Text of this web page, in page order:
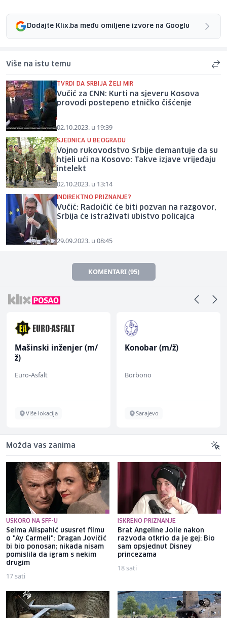
Dodajte Klix.ba među omiljene izvore na Googlu
Više na istu temu
TVRDI DA SRBIJA ŽELI MIR
Vučić za CNN: Kurti na sjeveru Kosova
provodi postepeno etničko čišćenje
02.10.2023. u 19:39
SJEDNICA U BEOGRADU
Vojno rukovodstvo Srbije demantuje da su
htjeli ući na Kosovo: Takve izjave vrijeđaju
intelekt
02.10.2023. u 13:14
INDIREKTNO PRIZNANJE?
Vučić: Radoičić će biti pozvan na razgovor,
Srbija će istraživati ubistvo policajca
29.09.2023. u 08:45
KOMENTARI (95)
Mašinski inženjer (m/
ž)
Euro-Asfalt
Više lokacija
Konobar (m/ž)
Borbono
Sarajevo
Možda vas zanima
USKORO NA SFF-U
Selma Alispahić ususret filmu
o "Ay Carmeli": Dragan Jovičić
bi bio ponosan; nikada nisam
pomislila da igram s nekim
drugim
17 sati
ISKRENO PRIZNANJE
Brat Angeline Jolie nakon
razvoda otkrio da je gej: Bio
sam opsjednut Disney
princezama
18 sati